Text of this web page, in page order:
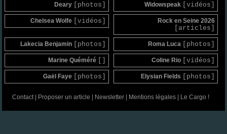
Deary [photos] Widowspeak [vidéos]
Chelsea Wolfe [vidéos] Rock en Seine 2026
[articles]
Lakecia Benjamin [photos] Roma Luca [photos]
Marine Quéméré Coline Rio [vidéos]
Gaël Faye [photos] Elysian Fields [photos]
Contact| Proposer un article Newsletter| Mentions légales| Le Cargo !